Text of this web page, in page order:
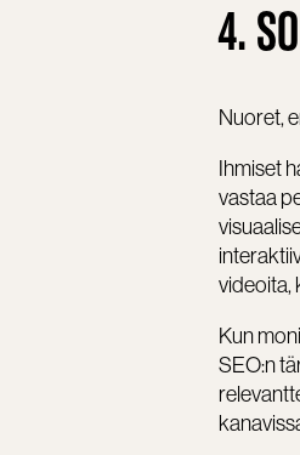
4.
Nuoret,
Ihmiset
vastaa
videoita,
Kun
SEO:n